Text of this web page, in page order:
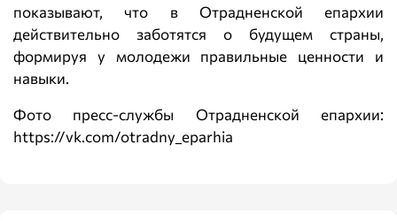
показывают, что в Отрадненской епархии
действительно заботятся о будущем страны,
формируя у молодежи правильные ценности и
навыки.
Фото пресс-службы Отрадненской епархии:
https://vk.com/otradny_eparhia